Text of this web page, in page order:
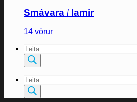
Smávara / lamir
14 vörur
Products
search
Products
search